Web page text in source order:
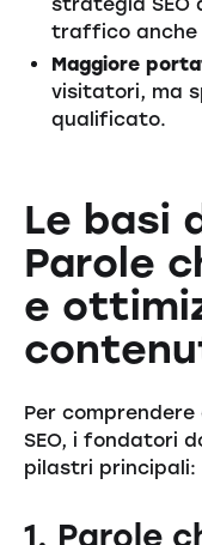
traffico anche
Maggiore
visitatori, ma
qualificato.
Le basi
Parole
e
Per
SEO, i fondatori
pilastri principali:
1. Parole